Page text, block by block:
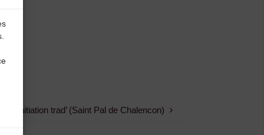
initiation trad’ (Saint Pal de Chalencon)